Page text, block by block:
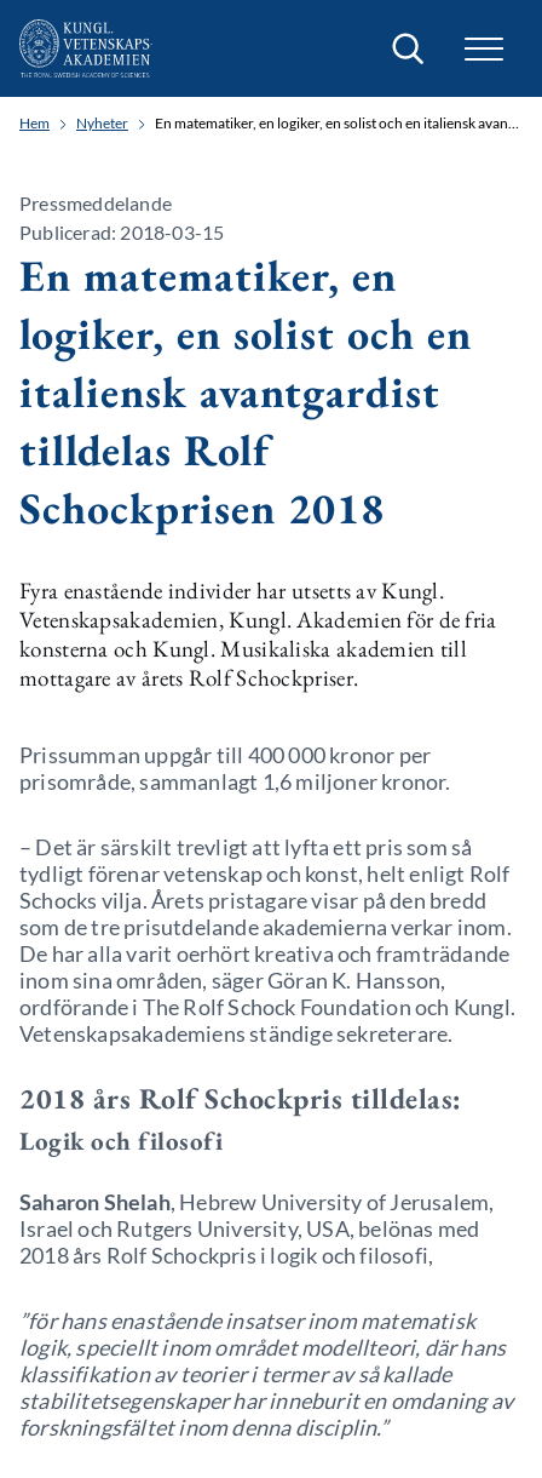
Sök
Hem Nyheter En matematiker, en logiker, en solist och en italiensk avantgardist tilldelas Rolf Schockprisen 2018
Pressmeddelande
Publicerad: 2018-03-15
En matematiker, en
logiker, en solist och en
italiensk avantgardist
tilldelas Rolf
Schockprisen 2018
Fyra enastående individer har utsetts av Kungl.
Vetenskapsakademien, Kungl. Akademien för de fria
konsterna och Kungl. Musikaliska akademien till
mottagare av årets Rolf Schockpriser.
Prissumman uppgår till 400 000 kronor per
prisområde, sammanlagt 1,6 miljoner kronor.
– Det är särskilt trevligt att lyfta ett pris som så
tydligt förenar vetenskap och konst, helt enligt Rolf
Schocks vilja. Årets pristagare visar på den bredd
som de tre prisutdelande akademierna verkar inom.
De har alla varit oerhört kreativa och framträdande
inom sina områden, säger Göran K. Hansson,
ordförande i The Rolf Schock Foundation och Kungl.
Vetenskapsakademiens ständige sekreterare.
2018 års Rolf Schockpris tilldelas:
Logik och filosofi
Saharon Shelah, Hebrew University of Jerusalem,
Israel och Rutgers University, USA, belönas med
2018 års Rolf Schockpris i logik och filosofi,
”för hans enastående insatser inom matematisk
logik, speciellt inom området modellteori, där hans
klassifikation av teorier i termer av så kallade
stabilitetsegenskaper har inneburit en omdaning av
forskningsfältet inom denna disciplin.”